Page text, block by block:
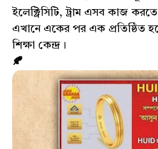
ইলেক্ট্রিসিটি, ট্রাম এসব কাজ
এখানে একের পর এক প্রতিষ্ঠিত
শিক্ষা কেন্দ্র।
🍂